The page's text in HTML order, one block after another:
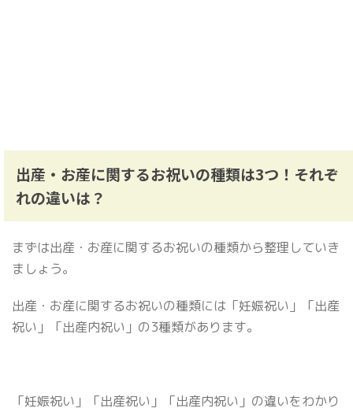
出産・お産に関するお祝いの種類は3つ！それぞ
れの違いは？
まずは出産・お産に関するお祝いの種類から整理していき
ましょう。
出産・お産に関するお祝いの種類には「妊娠祝い」「出産
祝い」「出産内祝い」の3種類があります。
「妊娠祝い」「出産祝い」「出産内祝い」の違いをわかり